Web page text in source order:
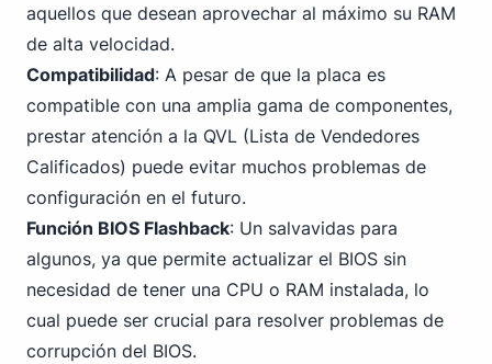
aquellos que desean aprovechar al máximo su RAM
de alta velocidad.
Compatibilidad: A pesar de que la placa es
compatible con una amplia gama de componentes,
prestar atención a la QVL (Lista de Vendedores
Calificados) puede evitar muchos problemas de
configuración en el futuro.
Función BIOS Flashback: Un salvavidas para
algunos, ya que permite actualizar el BIOS sin
necesidad de tener una CPU o RAM instalada, lo
cual puede ser crucial para resolver problemas de
corrupción del BIOS.